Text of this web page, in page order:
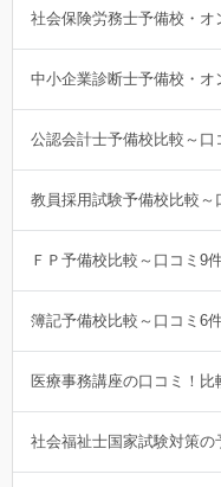
社会保険労務士予備校・
中小企業診断士予備校・
公認会計士予備校比較～口
教員採用試験予備校比較～
ＦＰ予備校比較～口コミ9
簿記予備校比較～口コミ6
医療事務講座の口コミ！比
社会福祉士国家試験対策